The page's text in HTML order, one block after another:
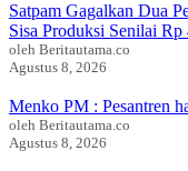
Satpam Gagalkan Dua
Sisa Produksi Senilai Rp
oleh Beritautama.co
Agustus 8, 2026
Menko PM : Pesantren
oleh Beritautama.co
Agustus 8, 2026